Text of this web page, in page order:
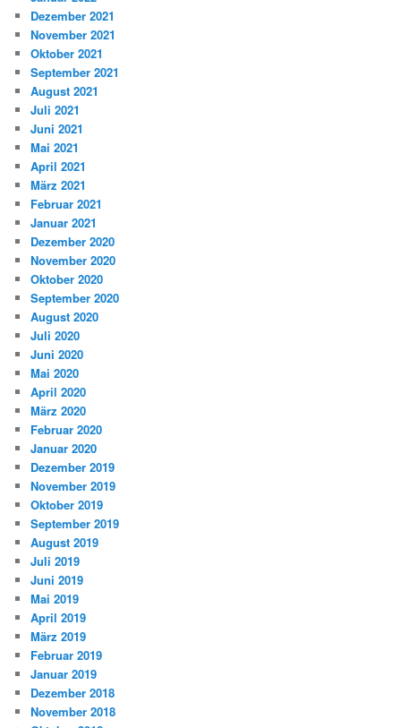
Dezember 2021
November 2021
Oktober 2021
September 2021
August 2021
Juli 2021
Juni 2021
Mai 2021
April 2021
März 2021
Februar 2021
Januar 2021
Dezember 2020
November 2020
Oktober 2020
September 2020
August 2020
Juli 2020
Juni 2020
Mai 2020
April 2020
März 2020
Februar 2020
Januar 2020
Dezember 2019
November 2019
Oktober 2019
September 2019
August 2019
Juli 2019
Juni 2019
Mai 2019
April 2019
März 2019
Februar 2019
Januar 2019
Dezember 2018
November 2018